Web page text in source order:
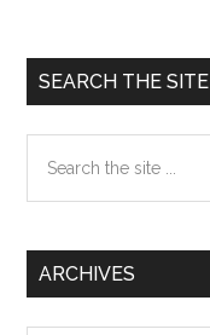
Primary
Sidebar
SEARCH THE SITE
the
ARCHIVES